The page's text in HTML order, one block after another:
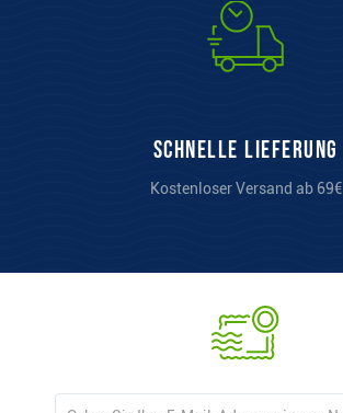
Schnelle Lieferung
Kostenloser Versand ab 69€